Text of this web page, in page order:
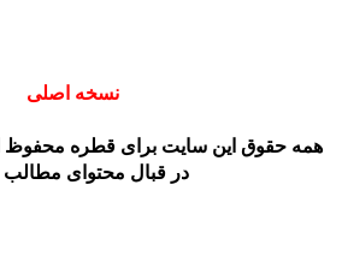
نسخه اصلی
حقوق این سایت برای قطره محفوظ
در قبال محتوای مطالب